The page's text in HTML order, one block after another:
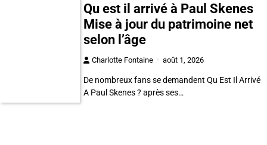
Qu est il arrivé à Paul Skenes
Mise à jour du patrimoine net
selon l’âge
Charlotte Fontaine août 1, 2026
De nombreux fans se demandent Qu Est Il Arrivé
A Paul Skenes ? après ses…